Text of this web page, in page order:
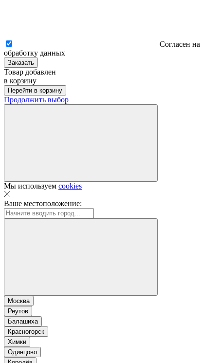
Согласен на
обработку данных
Заказать
Товар добавлен
в корзину
Перейти в корзину
Продолжить выбор
Мы используем cookies
Ваше местоположение:
Москва
Реутов
Балашиха
Красногорск
Химки
Одинцово